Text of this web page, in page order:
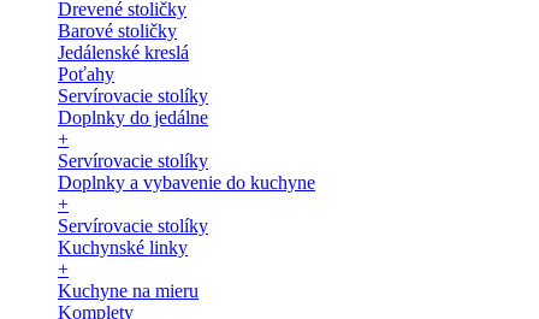
Drevené stoličky
Barové stoličky
Jedálenské kreslá
Poťahy
Servírovacie stolíky
Doplnky do jedálne
+
Servírovacie stolíky
Doplnky a vybavenie do kuchyne
+
Servírovacie stolíky
Kuchynské linky
+
Kuchyne na mieru
Komplety